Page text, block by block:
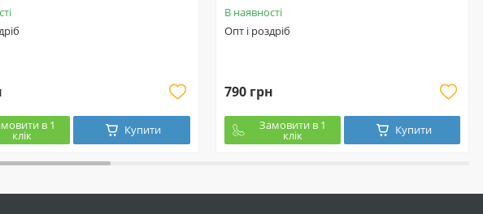
в 1
клік Купити
В наявності
Опт і роздріб
790 грн
Замовити в 1
клік Купити